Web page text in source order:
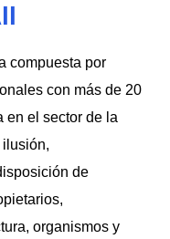
compuesta por
con más de 20
en el sector de la
de
organismos y